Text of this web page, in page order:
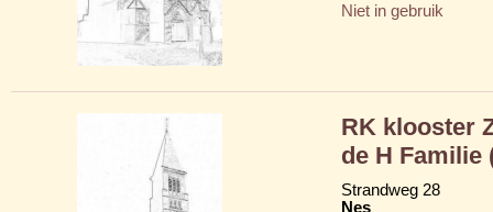
Niet in gebruik
RK klooster
de H Familie
Strandweg 28
Nes